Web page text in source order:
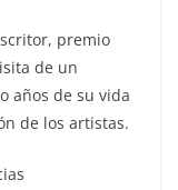
premio
de un
años de su vida
de los artistas.